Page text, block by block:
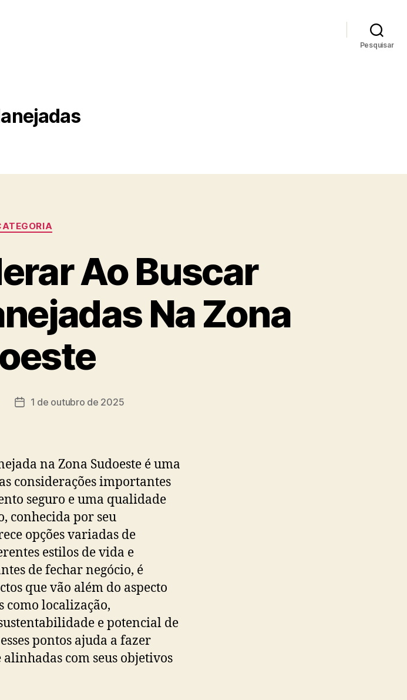
Pesquisar
Categorias
Ao Buscar
Na Zona
Data1 de outubro de 2025
na Zona Sudoeste é uma
considerações importantes
seguro e uma qualidade
conhecida por seu
opções variadas de
estilos de vida e
de fechar negócio, é
que vão além do aspecto
como localização,
e potencial de
pontos ajuda a fazer
alinhadas com seus objetivos